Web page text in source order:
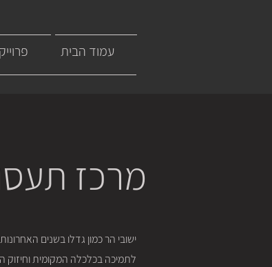
עמוד הבית
מרכז
ישובי הר כמון גדלו בשנים
לתמיכה בכלכלה המקומית וחיזוק